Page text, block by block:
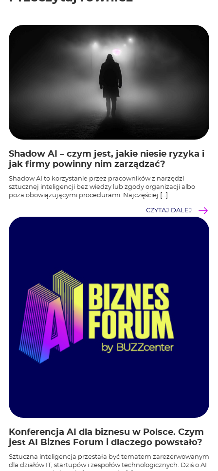
Shadow AI – czym jest, jakie niesie ryzyka i
jak firmy powinny nim zarządzać?
Shadow AI to korzystanie przez pracowników z narzędzi
sztucznej inteligencji bez wiedzy lub zgody organizacji albo
poza obowiązującymi procedurami. Najczęściej […]
CZYTAJ DALEJ
Konferencja AI dla biznesu w Polsce. Czym
jest AI Biznes Forum i dlaczego powstało?
Sztuczna inteligencja przestała być tematem zarezerwowanym
dla działów IT, startupów i zespołów technologicznych. Dziś o AI